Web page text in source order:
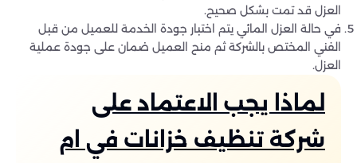
العزل قد تمت بشكل صحيح.
في حالة العزل المائي يتم اختبار جودة الخدمة للعميل من قبل
الفني المختص بالشركة ثم منح العميل ضمان على جودة عملية
العزل.
لماذا يجب الاعتماد على
شركة تنظيف خزانات في ام